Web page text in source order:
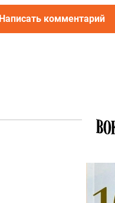
Написать комментарий